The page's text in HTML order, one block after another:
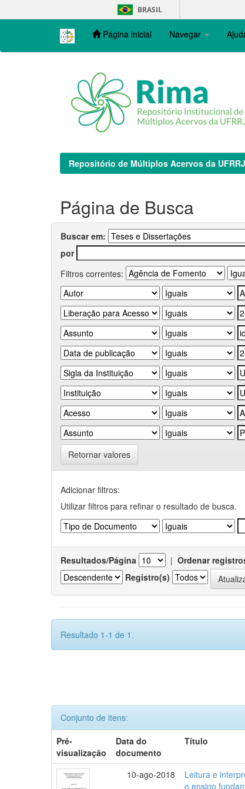
navigation
BRASIL
Página inicial Navegar
Repositório de Múltiplos Acervos da UFRRJ
Página de Busca
Buscar em:
por
Filtros correntes:
Retornar valores
Adicionar filtros:
Utilizar filtros para refinar o resultado de busca.
Resultados/Página | Ordenar
Registro(s)
Resultado 1-1 de 1.
Conjunto de itens:
Pré-
visualização
Data do
documento
Título
10-ago-2018
Leitura e
o ensino